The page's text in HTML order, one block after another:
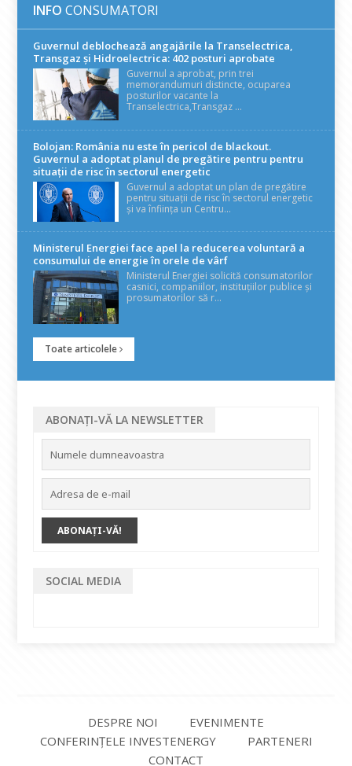
INFO CONSUMATORI
Guvernul deblochează angajările la Transelectrica,
Transgaz și Hidroelectrica: 402 posturi aprobate
Guvernul a aprobat, prin trei
memorandumuri distincte, ocuparea
posturilor vacante la
Transelectrica,Transgaz ...
Bolojan: România nu este în pericol de blackout.
Guvernul a adoptat planul de pregătire pentru pentru
situații de risc în sectorul energetic
Guvernul a adoptat un plan de pregătire
pentru situații de risc în sectorul energetic
și va înființa un Centru...
Ministerul Energiei face apel la reducerea voluntară a
consumului de energie în orele de vârf
Ministerul Energiei solicită consumatorilor
casnici, companiilor, instituțiilor publice și
prosumatorilor să r...
Toate articolele
ABONAȚI-VĂ LA NEWSLETTER
SOCIAL MEDIA
DESPRE NOI
EVENIMENTE
CONFERINȚELE INVESTENERGY
PARTENERI
CONTACT